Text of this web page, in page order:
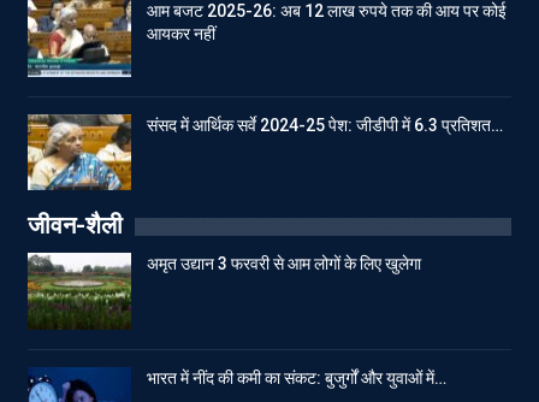
आम बजट 2025-26: अब 12 लाख रुपये तक की आय पर कोई
आयकर नहीं
संसद में आर्थिक सर्वे 2024-25 पेश: जीडीपी में 6.3 प्रतिशत…
जीवन-शैली
अमृत उद्यान 3 फरवरी से आम लोगों के लिए खुलेगा
भारत में नींद की कमी का संकट: बुजुर्गों और युवाओं में…